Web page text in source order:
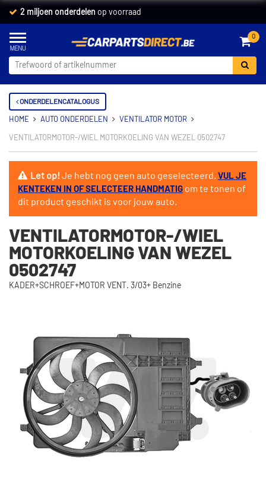
2 miljoen onderdelen op voorraad
0
ONDERDELENCATALOGUS
HOME AUTO ONDERDELEN VENTILATOR MOTOR
VENTILATORMOTOR-/WIEL MOTORKOELING VAN WEZEL 0502747
Let op!Je hebt nog geen auto geselecteerd. VUL JE
KENTEKEN IN OF SELECTEER HANDMATIG om te tonen of
dit product geschikt is voor jouw auto.
VENTILATORMOTOR-/WIEL
MOTORKOELING VAN WEZEL
0502747
KADER+SCHROEF+MOTOR VENT. 3/03+ Benzine